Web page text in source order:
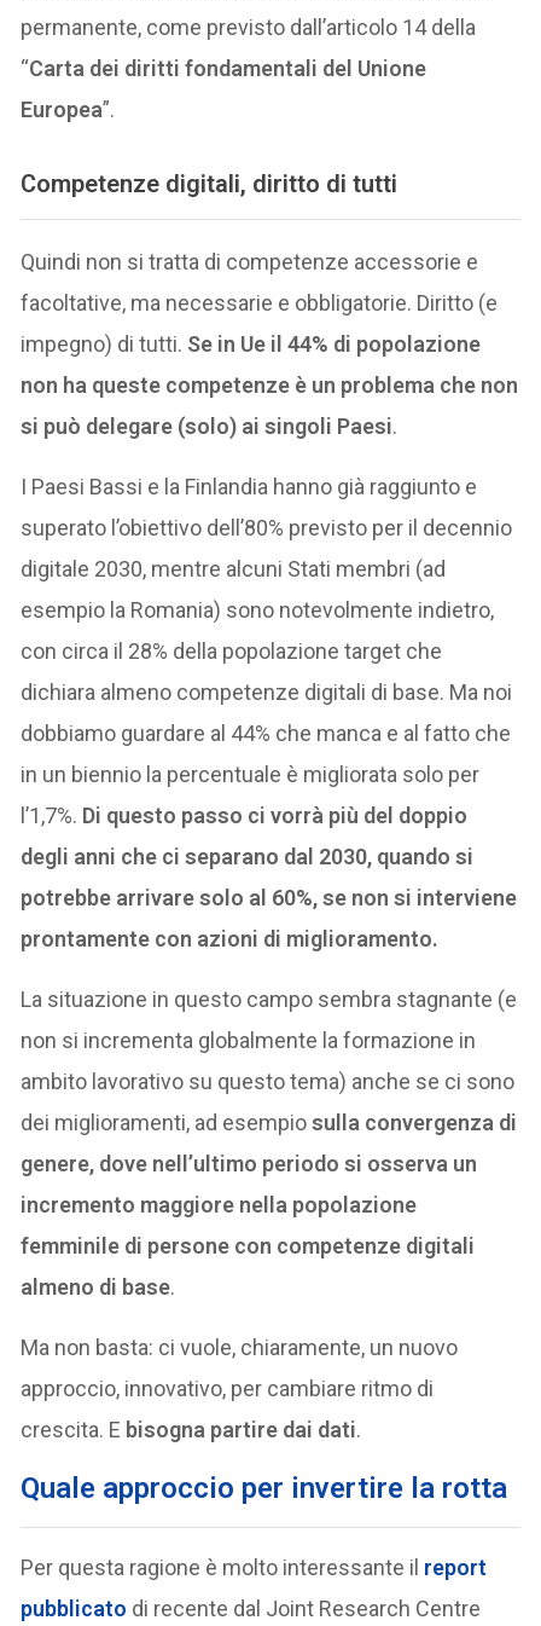
permanente, come previsto dall’articolo 14 della
“Carta dei diritti fondamentali del Unione
Europea”.
Competenze digitali, diritto di tutti
Quindi non si tratta di competenze accessorie e
facoltative, ma necessarie e obbligatorie. Diritto (e
impegno) di tutti. Se in Ue il 44% di popolazione
non ha queste competenze è un problema che non
si può delegare (solo) ai singoli Paesi.
I Paesi Bassi e la Finlandia hanno già raggiunto e
superato l’obiettivo dell’80% previsto per il decennio
digitale 2030, mentre alcuni Stati membri (ad
esempio la Romania) sono notevolmente indietro,
con circa il 28% della popolazione target che
dichiara almeno competenze digitali di base. Ma noi
dobbiamo guardare al 44% che manca e al fatto che
in un biennio la percentuale è migliorata solo per
l’1,7%. Di questo passo ci vorrà più del doppio
degli anni che ci separano dal 2030, quando si
potrebbe arrivare solo al 60%, se non si interviene
prontamente con azioni di miglioramento.
La situazione in questo campo sembra stagnante (e
non si incrementa globalmente la formazione in
ambito lavorativo su questo tema) anche se ci sono
dei miglioramenti, ad esempiosulla convergenza di
genere, dove nell’ultimo periodo si osserva un
incremento maggiore nella popolazione
femminile di persone con competenze digitali
almeno di base.
Ma non basta: ci vuole, chiaramente, un nuovo
approccio, innovativo, per cambiare ritmo di
crescita. E bisogna partire dai dati.
Quale approccio per invertire la rotta
Per questa ragione è molto interessante il report
pubblicato di recente dal Joint Research Centre